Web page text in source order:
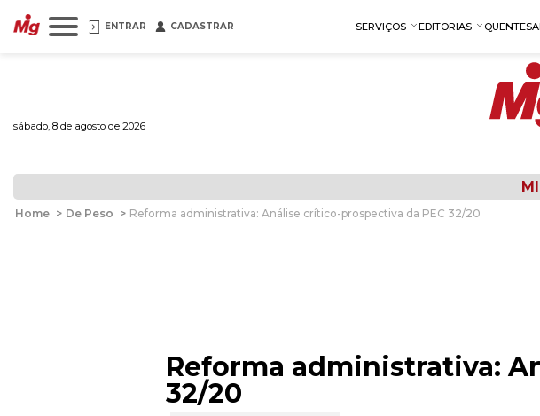
ENTRAR CADASTRAR SERVIÇOS EDITORIAS QUENTES
sábado, 8 de agosto de 2026
Home > De Peso > Reforma administrativa: Análise crítico-prospectiva da PEC 32/20
Reforma administrativa:
32/20